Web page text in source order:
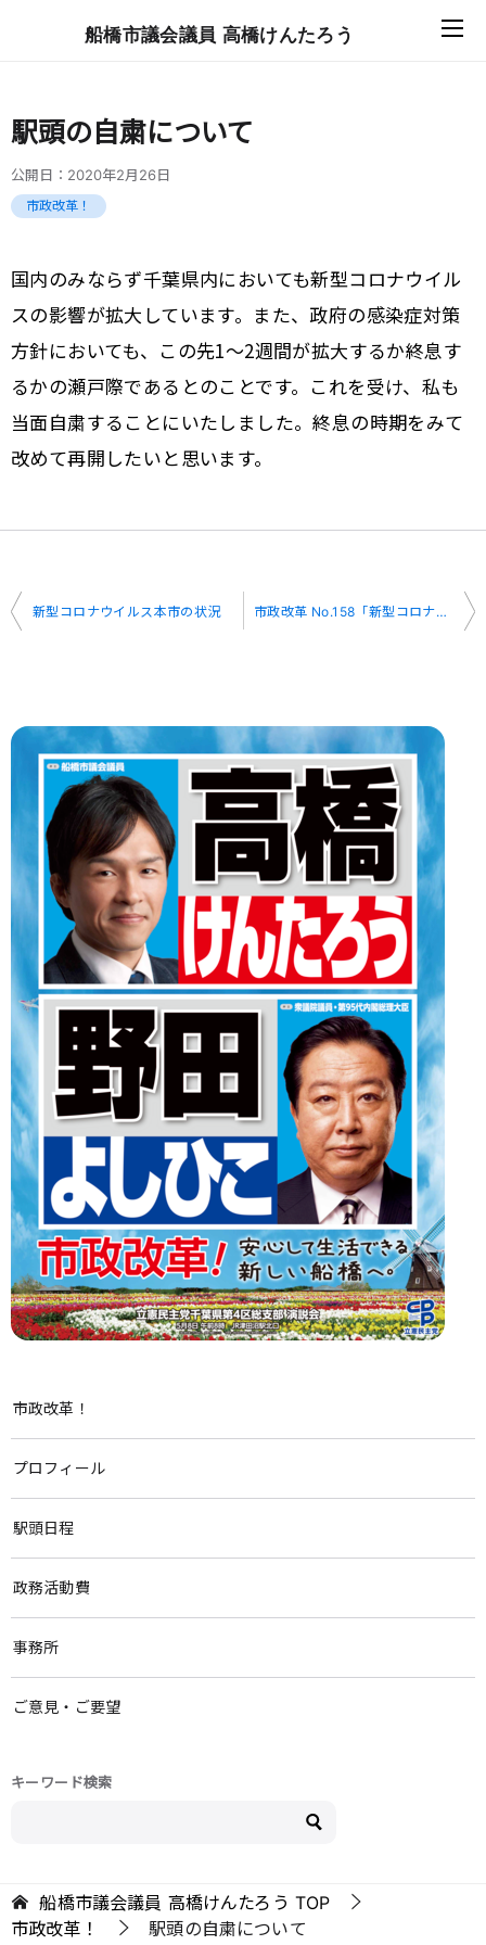
船橋市議会議員 高橋けんたろう
駅頭の自粛について
公開日： 2020年2月26日
市政改革！
国内のみならず千葉県内においても新型コロナウイル
スの影響が拡大しています。また、政府の感染症対策
方針においても、この先1〜2週間が拡大するか終息す
るかの瀬戸際であるとのことです。これを受け、私も
当面自粛することにいたしました。終息の時期をみて
改めて再開したいと思います。
投
ゲ
ン
新型コロナウイルス本市の状況 市政改革 No.158「新型コロナウイルス感染症につい」
市政改革！
プロフィール
駅頭日程
政務活動費
事務所
ご意見・ご要望
キーワード検索
船橋市議会議員 高橋けんたろう TOP
市政改革！
駅頭の自粛について